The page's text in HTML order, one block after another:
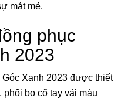
mát mẻ.
phục
2023
Góc Xanh 2023 được thiết
phối bo cổ tay vải màu